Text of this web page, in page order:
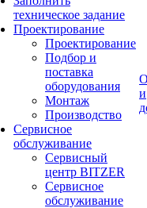
техническое задание
Проектирование
Проектирование
Подбор и
поставка
оборудования
Монтаж
Производство
Сервисное
обслуживание
Сервисный
центр BITZER
Сервисное
обслуживание
и